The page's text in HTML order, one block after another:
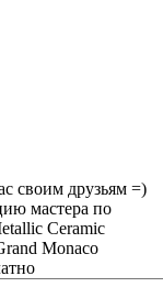
своим друзьям =)
мастера по
Ceramic
Monaco